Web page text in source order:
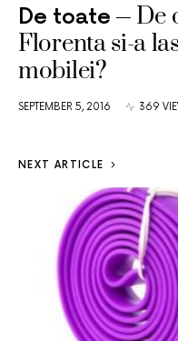
De toate
De
Florenta si-a
mobilei?
SEPTEMBER 5, 2016 369
NEXT ARTICLE